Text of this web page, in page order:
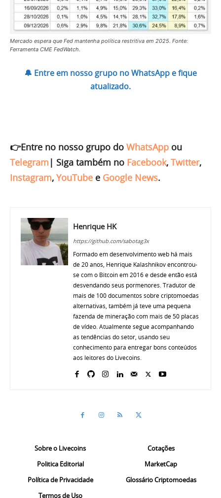
Mercado espera que Fed mantenha política restritiva em 2025. Fonte:
Ferramenta CME FedWatch.
🔔 Entre em nosso grupo no WhatsApp e fique
atualizado.
👉Entre no nosso grupo do WhatsApp ou
Telegram | Siga também no Facebook, Twitter,
Instagram, YouTube e Google News.
Henrique HK
https://github.com/sabotag3x
Formado em desenvolvimento web há mais
de 20 anos, Henrique Kalashnikov encontrou-
se com o Bitcoin em 2016 e desde então está
desvendando seus pormenores. Tradutor de
mais de 100 documentos sobre criptomoedas
alternativas, também já teve uma pequena
fazenda de mineração com mais de 50 placas
de vídeo. Atualmente segue acompanhando
as tendências do setor, usando seu
conhecimento para entregar bons conteúdos
aos leitores do Livecoins.
Sobre o Livecoins
Politica Editorial
Política de Privacidade
Termos de Uso
Cotações
MarketCap
Glossário Criptomoedas